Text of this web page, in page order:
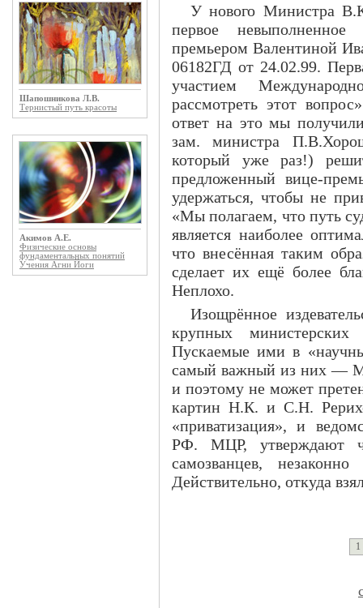
Шапошникова Л.В.
Тернистый путь красоты
Акимов А.Е.
Физические основы
фундаментальных понятий
Учения Агни Йоги
У нового Министра
первое
премьером Валентиной
06182ГД от 24.02.99.
участием
рассмотреть этот
ответ на это мы
зам. министра
который уже раз!)
предложенный вице-
удержаться, чтобы не
«Мы полагаем, что путь
является наиболее
что внесённая таким
сделает их ещё более
Неплохо.
Изощрённое
крупных
Пускаемые ими в
самый важный из них —
и поэтому не может
картин Н.К. и С.Н.
«приватизация», и
РФ. МЦР, утверждают
самозванцев,
Действительно, откуда
1